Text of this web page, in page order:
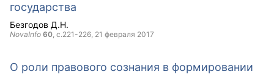
государства
Безгодов Д.Н.
NovaInfo 60, с.221-226, 21 февраля 2017
О роли правового сознания в формировании